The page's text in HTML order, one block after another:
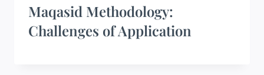
Maqasid Methodology:
Challenges of Application